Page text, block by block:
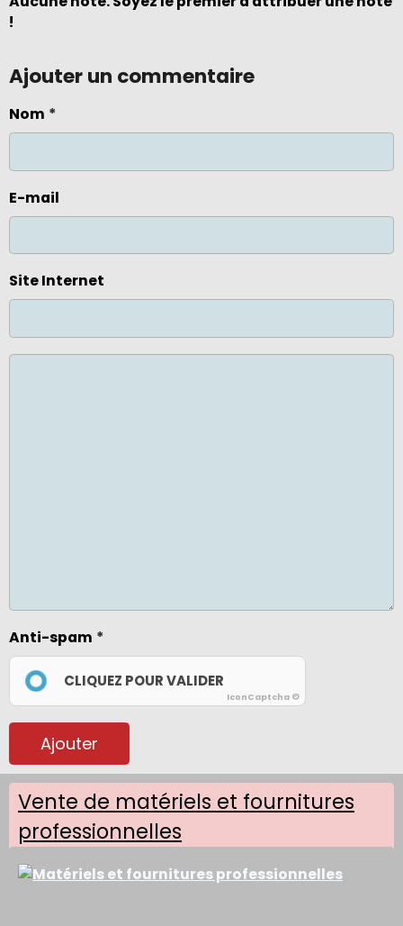
!
Ajouter un commentaire
Nom
E-mail
Site Internet
Anti-spam
CLIQUEZ POUR VALIDER
IconCaptcha ©
Ajouter
Vente de matériels et fournitures
professionnelles